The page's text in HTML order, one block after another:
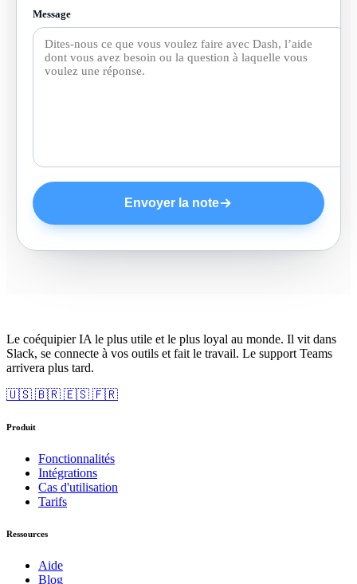
Message
Envoyer la note
Le coéquipier IA le plus utile et le plus loyal au monde. Il vit dans
Slack, se connecte à vos outils et fait le travail. Le support Teams
arrivera plus tard.
🇺🇸 🇧🇷 🇪🇸 🇫🇷
Produit
Fonctionnalités
Intégrations
Cas d'utilisation
Tarifs
Ressources
Aide
Blog